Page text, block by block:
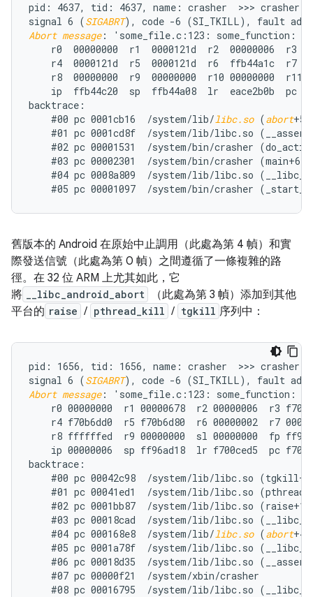
pid: 4637, tid: 4637, name: crasher  >>> crasher
signal 6 (SIGABRT
Abort message: 'some_file.c:123: some_function:
r0  00000000  r1  0000121d  r2  00000006  r3
r4  0000121d  r5  0000121d  r6  ffb44a1c  r7
r8  00000000  r9  00000000  r10 00000000  r11
ip  ffb44c20  sp  ffb44a08  lr  eace2b0b  pc
backtrace:
    #00 pc 0001cb16  /system/lib/
libc.so (abort
#01 pc 0001cd8f  /system/lib/libc.so
#02 pc 00001531  /system/bin/crasher
    #03 pc 00002301  /system/bin/crasher (main+68)
#04 pc 0008a809  /system/lib/libc.so
舊版本的 Android 在原始中止調用（此處為第 4 幀）和實
際發送信號（此處為第 0 幀）之間遵循了一條複雜的路
徑。在 32 位 ARM 上尤其如此，它
將
__libc_android_abort
（此處為第 3 幀）添加到其他
平台的 raise / pthread_kill / tgkill 序列中：
pid: 1656, tid: 1656, name: crasher  >>> crasher
signal 6 (SIGABRT
Abort message: 'some_file.c:123: some_function:
r0 00000000  r1 00000678  r2 00000006  r3
r4 f70b6dd0  r5 f70b6d80  r6 00000002  r7
r8 ffffffed  r9 00000000  sl 00000000  fp
ip 00000006  sp ff96ad18  lr f700ced5  pc
backtrace:
#00 pc 00042c98  /system/lib/libc.so
#01 pc 00041ed1  /system/lib/libc.so
#02 pc 0001bb87  /system/lib/libc.so
#03 pc 00018cad  /system/lib/libc.so
    #04 pc 000168e8  /system/lib/
libc.so (abort+4)
#05 pc 0001a78f  /system/lib/libc.so
#06 pc 00018d35  /system/lib/libc.so
    #07 pc 00000f21  /system/xbin/crasher
#08 pc 00016795  /system/lib/libc.so